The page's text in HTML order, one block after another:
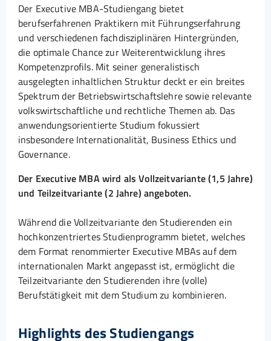
Der Executive MBA-Studiengang bietet
berufserfahrenen Praktikern mit Führungserfahrung
und verschiedenen fachdisziplinären Hintergründen,
die optimale Chance zur Weiterentwicklung ihres
Kompetenzprofils. Mit seiner generalistisch
ausgelegten inhaltlichen Struktur deckt er ein breites
Spektrum der Betriebswirtschaftslehre sowie relevante
volkswirtschaftliche und rechtliche Themen ab. Das
anwendungsorientierte Studium fokussiert
insbesondere Internationalität, Business Ethics und
Governance.
Der Executive MBA wird als Vollzeitvariante (1,5 Jahre)
und Teilzeitvariante (2 Jahre) angeboten.
Während die Vollzeitvariante den Studierenden ein
hochkonzentriertes Studienprogramm bietet, welches
dem Format renommierter Executive MBAs auf dem
internationalen Markt angepasst ist, ermöglicht die
Teilzeitvariante den Studierenden ihre (volle)
Berufstätigkeit mit dem Studium zu kombinieren.
Highlights des Studiengangs